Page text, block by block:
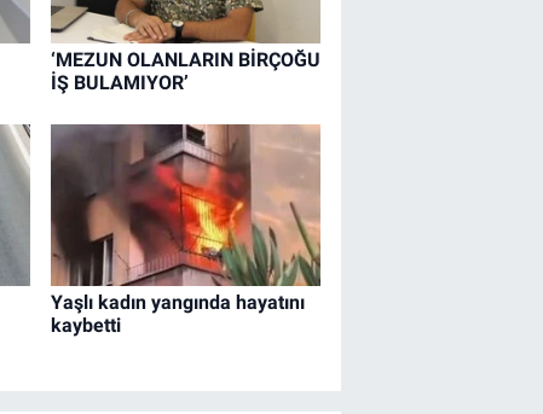
‘MEZUN OLANLARIN BİRÇOĞU
İŞ BULAMIYOR’
Yaşlı kadın yangında hayatını
kaybetti